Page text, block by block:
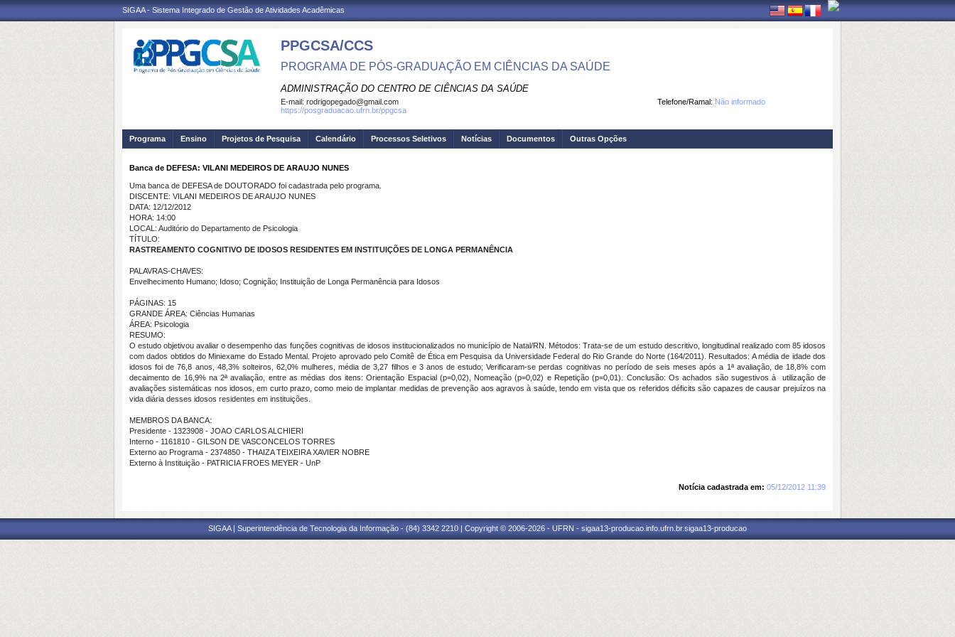
SIGAA - Sistema Integrado de Gestão de Atividades Acadêmicas
PPGCSA/CCS
PROGRAMA DE PÓS-GRADUAÇÃO EM CIÊNCIAS DA SAÚDE
ADMINISTRAÇÃO DO CENTRO DE CIÊNCIAS DA SAÚDE
Telefone/Ramal: Não informado
E-mail: rodrigopegado@gmail.com
https://posgraduacao.ufrn.br/ppgcsa
Programa Ensino Projetos de Pesquisa Calendário Processos Seletivos Notícias Documentos Outras Opções
Banca de DEFESA: VILANI MEDEIROS DE ARAUJO NUNES
Uma banca de DEFESA de DOUTORADO foi cadastrada pelo programa.
DISCENTE: VILANI MEDEIROS DE ARAUJO NUNES
DATA: 12/12/2012
HORA: 14:00
LOCAL: Auditório do Departamento de Psicologia
TÍTULO:
RASTREAMENTO COGNITIVO DE IDOSOS RESIDENTES EM INSTITUIÇÕES DE LONGA PERMANÊNCIA
PALAVRAS-CHAVES:
Envelhecimento Humano; Idoso; Cognição; Instituição de Longa Permanência para Idosos
PÁGINAS: 15
GRANDE ÁREA: Ciências Humanas
ÁREA: Psicologia
RESUMO:
O estudo objetivou avaliar o desempenho das funções cognitivas de idosos institucionalizados no município de Natal/RN. Métodos: Trata-se de um estudo descritivo, longitudinal realizado com 85 idosos
com dados obtidos do Miniexame do Estado Mental. Projeto aprovado pelo Comitê de Ética em Pesquisa da Universidade Federal do Rio Grande do Norte (164/2011). Resultados: A média de idade dos
idosos foi de 76,8 anos, 48,3% solteiros, 62,0% mulheres, média de 3,27 filhos e 3 anos de estudo; Verificaram-se perdas cognitivas no período de seis meses após a 1ª avaliação, de 18,8% com
decaimento de 16,9% na 2ª avaliação, entre as médias dos itens: Orientação Espacial (p=0,02), Nomeação (p=0,02) e Repetição (p=0,01). Conclusão: Os achados são sugestivos à utilização de
avaliações sistemáticas nos idosos, em curto prazo, como meio de implantar medidas de prevenção aos agravos à saúde, tendo em vista que os referidos déficits são capazes de causar prejuízos na
vida diária desses idosos residentes em instituições.
MEMBROS DA BANCA:
Presidente - 1323908 - JOAO CARLOS ALCHIERI
Interno - 1161810 - GILSON DE VASCONCELOS TORRES
Externo ao Programa - 2374850 - THAIZA TEIXEIRA XAVIER NOBRE
Externo à Instituição - PATRICIA FROES MEYER - UnP
Notícia cadastrada em: 05/12/2012 11:39
SIGAA | Superintendência de Tecnologia da Informação - (84) 3342 2210 | Copyright © 2006-2026 - UFRN - sigaa13-producao.info.ufrn.br.sigaa13-producao